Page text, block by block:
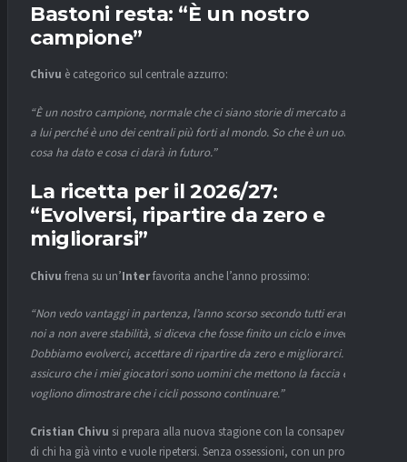
Bastoni resta: “È un nostro
campione”
Chivu è categorico sul centrale azzurro:
“È un nostro campione, normale che ci siano storie di mercato attorno
a lui perché è uno dei centrali più forti al mondo. So che è un uomo,
cosa ha dato e cosa ci darà in futuro.”
La ricetta per il 2026/27:
“Evolversi, ripartire da zero e
migliorarsi”
Chivu frena su un’Interfavorita anche l’anno prossimo:
“Non vedo vantaggi in partenza, l’anno scorso secondo tutti eravamo
noi a non avere stabilità, si diceva che fosse finito un ciclo e invece…
Dobbiamo evolverci, accettare di ripartire da zero e migliorarci. Vi
assicuro che i miei giocatori sono uomini che mettono la faccia e
vogliono dimostrare che i cicli possono continuare.”
Cristian Chivu si prepara alla nuova stagione con la consapevolezza
di chi ha già vinto e vuole ripetersi. Senza ossessioni, con un progetto